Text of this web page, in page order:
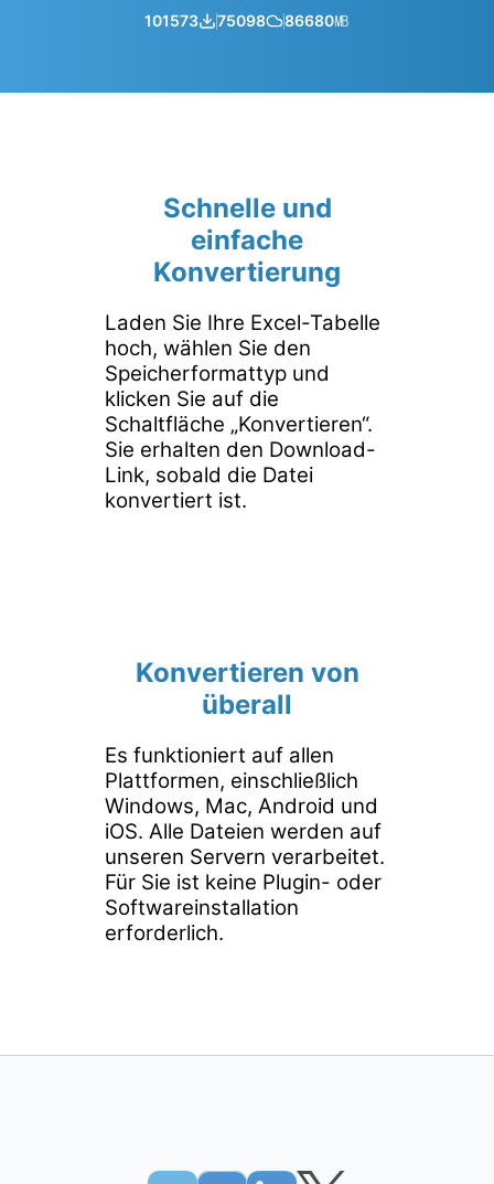
101573
75098 86680㎆︎
Schnelle und
einfache
Konvertierung
Laden Sie Ihre Excel-Tabelle
hoch, wählen Sie den
Speicherformattyp und
klicken Sie auf die
Schaltfläche „Konvertieren“.
Sie erhalten den Download-
Link, sobald die Datei
konvertiert ist.
Konvertieren von
überall
Es funktioniert auf allen
Plattformen, einschließlich
Windows, Mac, Android und
iOS. Alle Dateien werden auf
unseren Servern verarbeitet.
Für Sie ist keine Plugin- oder
Softwareinstallation
erforderlich.